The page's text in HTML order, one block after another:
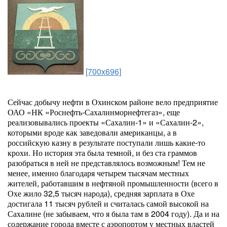
[700x696]
Сейчас добычу нефти в Охинском районе вело предприятие
ОАО «НК «Роснефть-Сахалинморнефтегаз», еще
реализовывались проекты «Сахалин-1» и «Сахалин-2»,
которыми вроде как заведовали американцы, а в
российскую казну в результате поступали лишь какие-то
крохи. Но история эта была темной, и без ста граммов
разобраться в ней не представлялось возможным! Тем не
менее, именно благодаря четырем тысячам местных
жителей, работавшим в нефтяной промышленности (всего в
Охе жило 32,5 тысяч народа), средняя зарплата в Охе
достигала 11 тысяч рублей и считалась самой высокой на
Сахалине (не забываем, что я была там в 2004 году). Да и на
содержание города вместе с аэропортом у местных властей